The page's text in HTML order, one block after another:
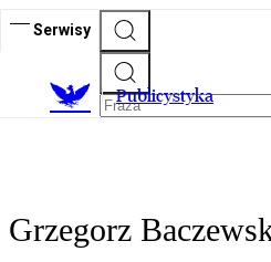
Serwisy
Publicystyka
Grzegorz